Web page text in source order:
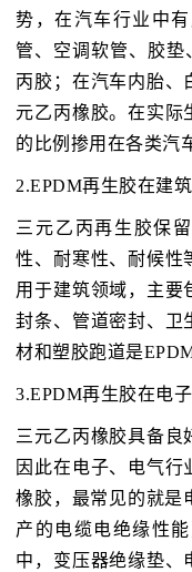
势，在汽车行业中
管、空调软管、胶垫
丙胶；在汽车内胎、
元乙丙橡胶。在实际
的比例掺用在各类汽
2.EPDM再生胶在建
三元乙丙再生胶保
性、耐寒性、耐候性
用于建筑领域，主要
封条、管道密封、卫
材和塑胶跑道是
3.EPDM再生胶在电
三元乙丙橡胶具备良
因此在电子、电气行
橡胶，最常见的就是
产的电缆电绝缘性
中，变压器绝缘垫、